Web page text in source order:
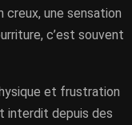
creux, une sensation
c’est souvent
et frustration
interdit depuis des